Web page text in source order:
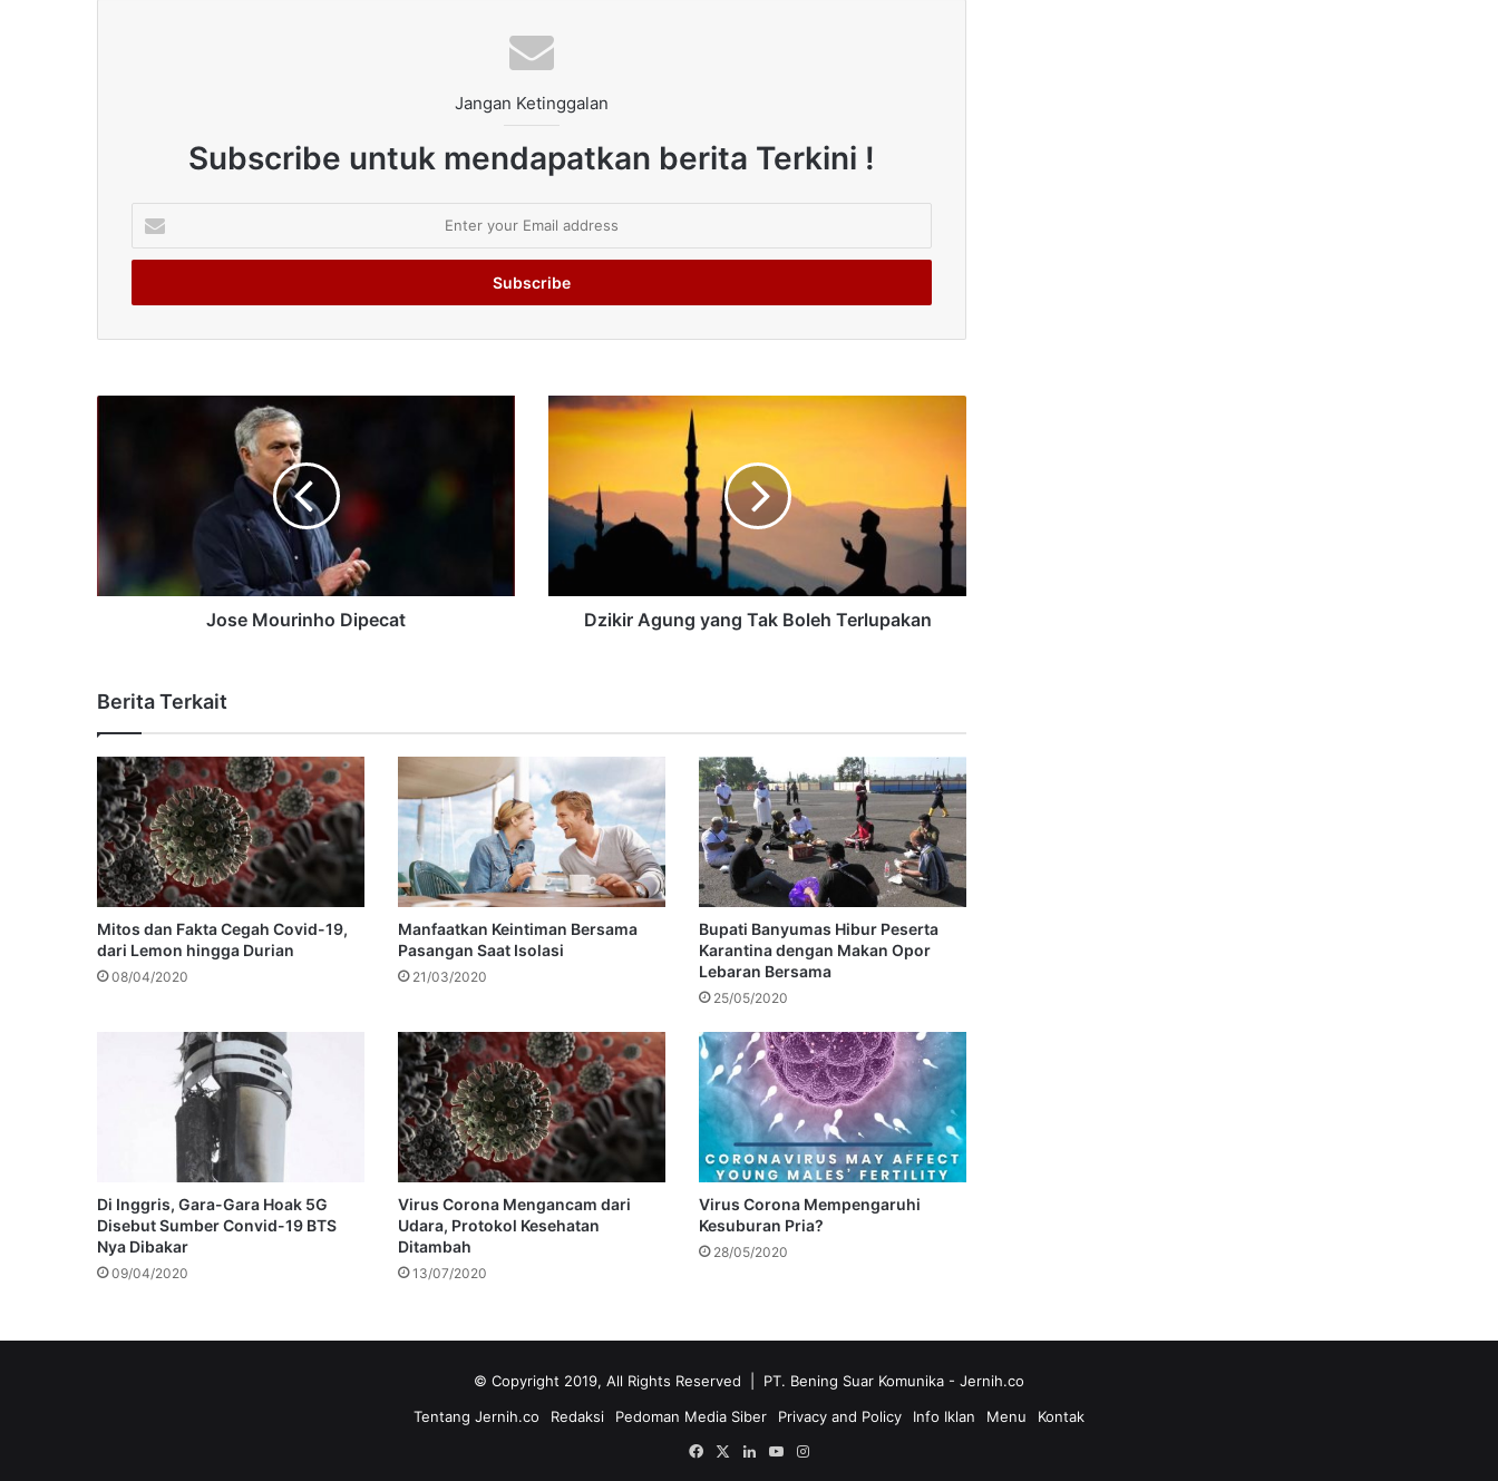
Jangan Ketinggalan
Subscribe untuk mendapatkan berita Terkini !
your
Email
Jose Mourinho Dipecat Dzikir Agung yang Tak Boleh Terlupakan
Berita Terkait
Mitos dan Fakta Cegah Covid-19,
dari Lemon hingga Durian
08/04/2020
Manfaatkan Keintiman Bersama
Pasangan Saat Isolasi
21/03/2020
Bupati Banyumas Hibur Peserta
Karantina dengan Makan Opor
Lebaran Bersama
25/05/2020
Di Inggris, Gara-Gara Hoak 5G
Disebut Sumber Convid-19 BTS
Nya Dibakar
09/04/2020
Virus Corona Mengancam dari
Udara, Protokol Kesehatan
Ditambah
13/07/2020
Virus Corona Mempengaruhi
Kesuburan Pria?
28/05/2020
© Copyright 2019, All Rights Reserved | PT. Bening Suar Komunika - Jernih.co
Tentang Jernih.co
Redaksi Pedoman Media Siber Privacy and Policy Info Iklan Menu
Kontak
Facebook
X LinkedInYouTubeInstagram